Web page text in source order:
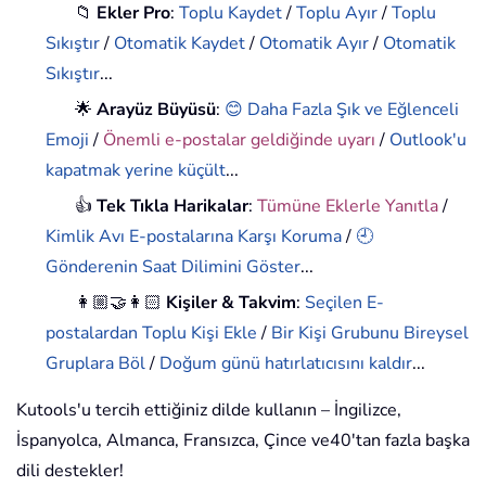
📁 Ekler Pro:Toplu Kaydet/Toplu Ayır/Toplu
Sıkıştır/ Otomatik Kaydet/ Otomatik Ayır/ Otomatik
Sıkıştır...
🌟Arayüz Büyüsü: 😊 Daha Fazla Şık ve Eğlenceli
Emoji/ Önemli e-postalar geldiğinde uyarı/ Outlook'u
kapatmak yerine küçült...
👍Tek Tıkla Harikalar:Tümüne Eklerle Yanıtla/
Kimlik Avı E-postalarına Karşı Koruma/ 🕘
Gönderenin Saat Dilimini Göster...
👩🏼‍🤝‍👩🏻 Kişiler & Takvim: Seçilen E-
postalardan Toplu Kişi Ekle/ Bir Kişi Grubunu Bireysel
Gruplara Böl/ Doğum günü hatırlatıcısını kaldır...
Kutools'u tercih ettiğiniz dilde kullanın – İngilizce,
İspanyolca, Almanca, Fransızca, Çince ve40'tan fazla başka
dili destekler!